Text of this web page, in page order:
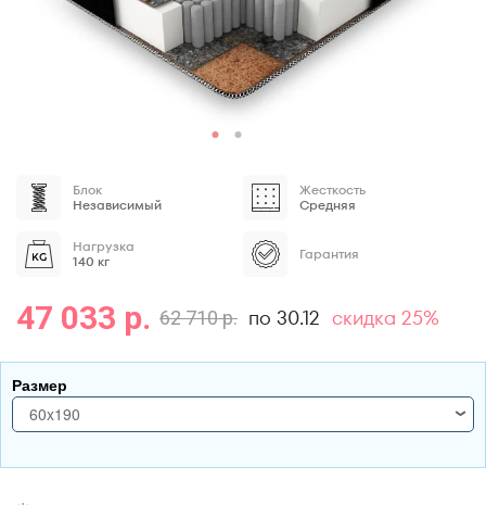
Блок
Независимый
Жесткость
Средняя
Нагрузка
140 кг
Гарантия
62 710 р.
47 033 р. по 30.12 скидка 25%
Размер
60x190
60x190